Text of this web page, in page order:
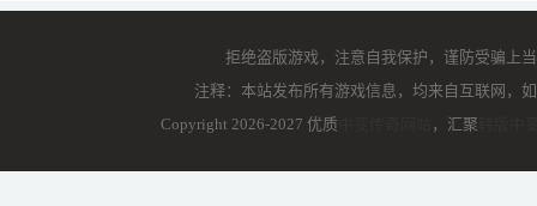
拒绝盗版游戏，注意自我保护，谨防受骗上
注释：本站发布所有游戏信息，均来自互联网，
Copyright 2026-2027 优质
，汇聚